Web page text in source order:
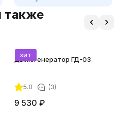
также
хит
Дымогенератор ГД-03
5.0 (3)
9 530 ₽